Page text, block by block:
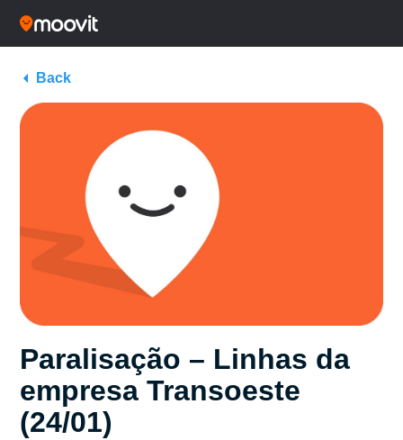
Back
Paralisação – Linhas da
empresa Transoeste
(24/01)